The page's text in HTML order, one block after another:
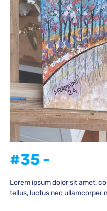
#35 -
Lorem ipsum dolor sit amet,
tellus, luctus nec ullamcorper